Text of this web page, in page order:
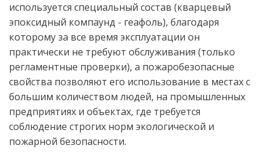
используется специальный состав (кварцевый
эпоксидный компаунд - геафоль), благодаря
которому за все время эксплуатации он
практически не требуют обслуживания (только
регламентные проверки), а пожаробезопасные
свойства позволяют его использование в местах с
большим количеством людей, на промышленных
предприятиях и объектах, где требуется
соблюдение строгих норм экологической и
пожарной безопасности.